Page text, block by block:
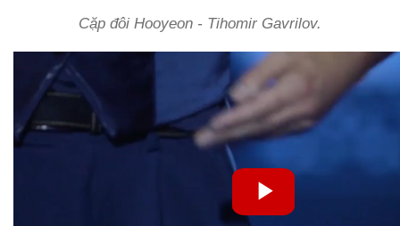
Cặp đôi Hooyeon - Tihomir Gavrilov.